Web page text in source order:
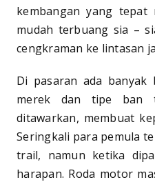
kembangan yang
mudah terbuang sia –
cengkraman ke lintasan
Di pasaran ada banyak
merek dan tipe ban
ditawarkan, membuat
Seringkali para pemula
trail, namun ketika
harapan. Roda motor